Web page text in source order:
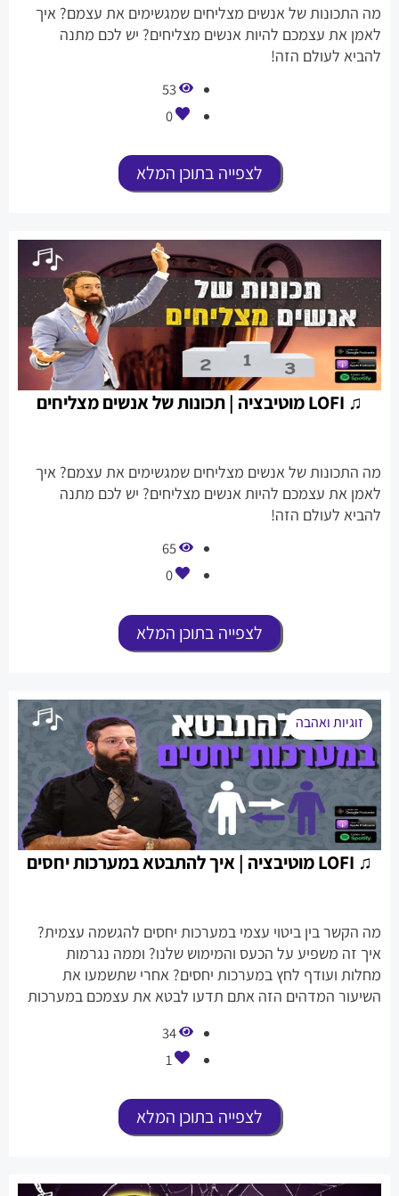
מה התכונות של אנשים מצליחים שמגשימים את עצמם? איך
לאמן את עצמכם להיות אנשים מצליחים? יש לכם מתנה
להביא לעולם הזה!
53
0
לצפייה בתוכן המלא
♫ LOFI מוטיבציה | תכונות של אנשים מצליחים
מה התכונות של אנשים מצליחים שמגשימים את עצמם? איך
לאמן את עצמכם להיות אנשים מצליחים? יש לכם מתנה
להביא לעולם הזה!
65
0
לצפייה בתוכן המלא
♫ LOFI מוטיבציה | איך להתבטא במערכות יחסים
זוגיות ואהבה
מה הקשר בין ביטוי עצמי במערכות יחסים להגשמה עצמית?
איך זה משפיע על הכעס והמימוש שלנו? וממה נגרמות
מחלות ועודף לחץ במערכות יחסים? אחרי שתשמעו את
השיעור המדהים הזה אתם תדעו לבטא את עצמכם במערכות
34
1
לצפייה בתוכן המלא